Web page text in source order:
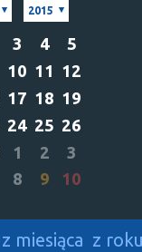
2015
3 4
5
10 11 12
17 18 19
24 25 26
1 2
3
8 9 10
z miesiąca z